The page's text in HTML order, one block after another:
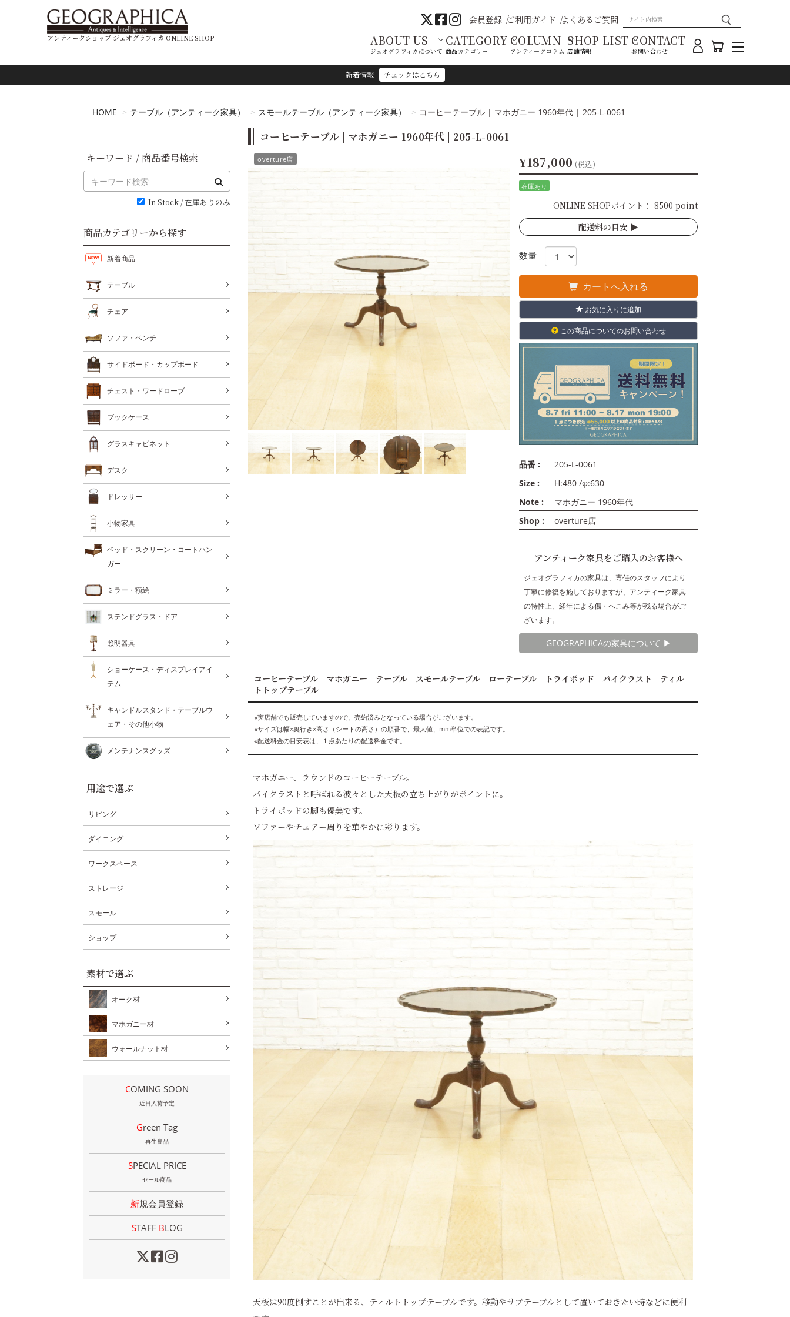
新着情報 チェックはこちら
アンティークショップ ジェオグラフィカ ONLINE SHOP
会員登録 ご利用ガイド よくあるご質問
ABOUT US
ジェオグラフィカについて
CATEGORY
商品カテゴリー
COLUMN
アンティークコラム
SHOP LIST
店舗情報
CONTACT
お問い合わせ
HOME テーブル（アンティーク家具） スモールテーブル（アンティーク家具） コーヒーテーブル | マホガニー 1960年代 | 205-L-0061
コーヒーテーブル | マホガニー 1960年代 | 205-L-0061
overture店 ¥187,000 (税込)
在庫あり
ONLINE SHOPポイント： 8500 point
配送料の目安 ▶︎
数量
カートへ入れる
お気に入りに追加
この商品についてのお問い合わせ
品番 :
205-L-0061
Size :
H:480 /φ:630
Note :
マホガニー 1960年代
Shop :
overture店
アンティーク家具をご購入のお客様へ
ジェオグラフィカの家具は、専任のスタッフにより
丁寧に修復を施しておりますが、アンティーク家具
の特性上、経年による傷・へこみ等が残る場合がご
ざいます。
GEOGRAPHICAの家具について ▶︎
コーヒーテーブル マホガニー テーブル スモールテーブル ローテーブル トライポッド パイクラスト ティル
トトップテーブル
※実店舗でも販売していますので、売約済みとなっている場合がございます。
※サイズは幅×奥行き×高さ（シートの高さ）の順番で、最大値、mm単位での表記です。
※配送料金の目安表は、１点あたりの配送料金です。
マホガニー、ラウンドのコーヒーテーブル。
パイクラストと呼ばれる波々とした天板の立ち上がりがポイントに。
トライポッドの脚も優美です。
ソファーやチェアー周りを華やかに彩ります。
天板は90度倒すことが出来る、ティルトトップテーブルです。移動やサブテーブルとして置いておきたい時などに便利
キーワード / 商品番号検索
In Stock / 在庫ありのみ
商品カテゴリーから探す
新着商品
テーブル
チェア
ソファ・ベンチ
サイドボード・カップボード
チェスト・ワードローブ
ブックケース
グラスキャビネット
デスク
ドレッサー
小物家具
ベッド・スクリーン・コートハン
ガー
ミラー・額絵
ステンドグラス・ドア
照明器具
ショーケース・ディスプレイアイ
テム
キャンドルスタンド・テーブルウ
ェア・その他小物
メンテナンスグッズ
用途で選ぶ
リビング
ダイニング
ワークスペース
ストレージ
スモール
ショップ
素材で選ぶ
オーク材
マホガニー材
ウォールナット材
COMING SOON
近日入荷予定
Green Tag
再生良品
SPECIAL PRICE
セール商品
新規会員登録
STAFF BLOG